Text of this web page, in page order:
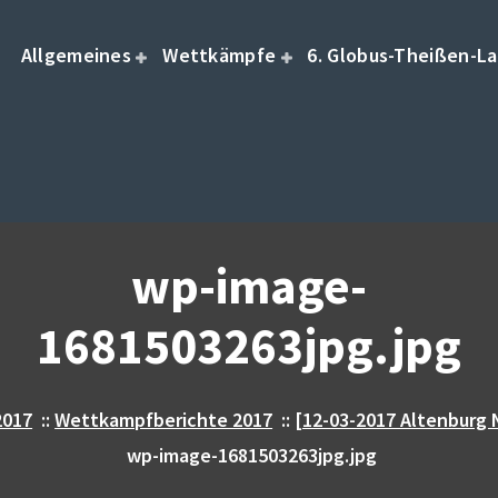
Allgemeines Wettkämpfe 6. Globus-Theißen-
wp-image-
1681503263jpg.jpg
::Wettkampfberichte 2017 :: [12-03-2017
wp-image-1681503263jpg.jpg